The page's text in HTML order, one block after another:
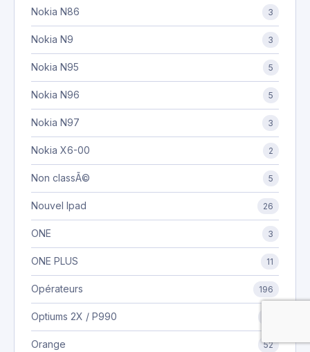
Nokia N86 3
Nokia N9 3
Nokia N95 5
Nokia N96 5
Nokia N97 3
Nokia X6-00 2
Non classÃ© 5
Nouvel Ipad 26
ONE 3
ONE PLUS 11
Opérateurs 196
Optiums 2X / P990
Orange 52